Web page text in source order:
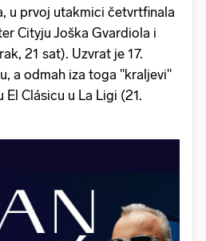
u prvoj utakmici četvrtfinala
Cityju Joška Gvardiola i
21 sat). Uzvrat je 17.
a odmah iza toga "kraljevi"
Clásicu u La Ligi (21.